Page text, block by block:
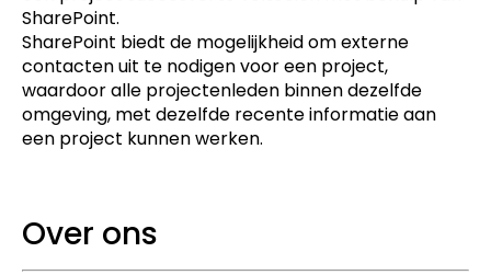
SharePoint.
SharePoint biedt de mogelijkheid om externe
contacten uit te nodigen voor een project,
waardoor alle projectenleden binnen dezelfde
omgeving, met dezelfde recente informatie aan
een project kunnen werken.
Over ons